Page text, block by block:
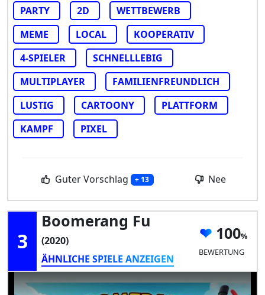
PARTY 2D
WETTBEWERB
MEME
LOCAL
KOOPERATIV
4-SPIELER
SCHNELLLEBIG
MULTIPLAYER
FAMILIENFREUNDLICH
LUSTIG
CARTOONY
PLATTFORM
KAMPF
PIXEL
Guter Vorschlag + 13 Nee
3
Boomerang Fu
(2020)
ÄHNLICHE SPIELE ANZEIGEN
100
BEWERTUNG